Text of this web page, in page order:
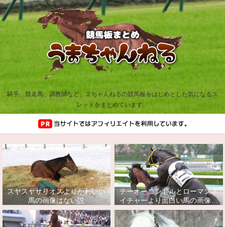
騎手、競走馬、調教師など、２ちゃんねるの競馬板をはじめとした気になるス
レッドをまとめています。
スヤスヤサリオスよりかわいい
馬の画像はない説
テーオーコンドルとローマンネ
イチャーより面白い馬の画像っ
てあるの？